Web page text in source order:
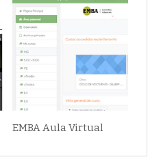
EMBA Aula Virtual